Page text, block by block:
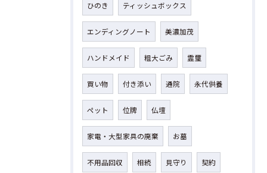
ひのき ティッシュボックス
エンディングノート 美濃加茂
ハンドメイド 粗大ごみ 霊璽
買い物 付き添い 通院 永代供養
ペット 位牌 仏壇
家電・大型家具の廃棄 お墓
不用品回収 相続 見守り 契約